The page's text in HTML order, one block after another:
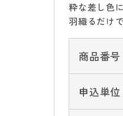
粋な差し色
羽織るだけ
商品番号
申込単位